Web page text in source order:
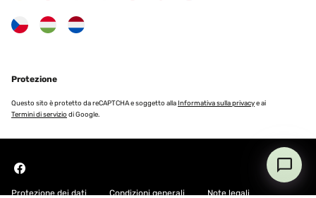
Protezione
Questo sito è protetto da reCAPTCHA e soggetto allaInformativa sulla privacye ai
Termini di servizio di Google.
Protezione dei dati Condizioni generali Note legali